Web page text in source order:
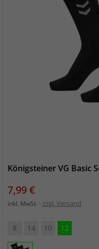
Königsteiner VG Basic
Preis
7,99 €
inkl. MwSt. zzgl. Versand
8 14 10 12